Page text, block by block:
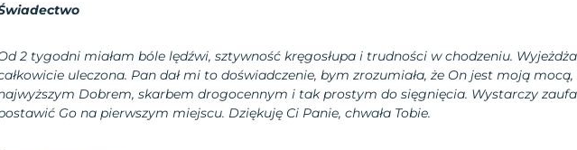
2 tygodni miałam bóle lędźwi, sztywność kręgosłupa i trudności w chodzeniu.
uleczona. Pan dał mi to doświadczenie, bym zrozumiała, że On jest moją
Dobrem, skarbem drogocennym i tak prostym do sięgnięcia. Wystarczy
Go na pierwszym miejscu. Dziękuję Ci Panie, chwała Tobie.